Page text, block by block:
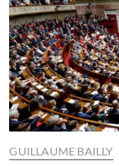
GUILLAUME BAILLY